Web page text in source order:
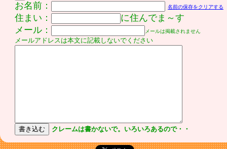
お名前： 名前の保存をクリアする
住まい：
に住んでま～す
メール：
メールは掲載されません
メールアドレスは本文に記載しないでください
クレームは書かないで。いろいろあるので・・